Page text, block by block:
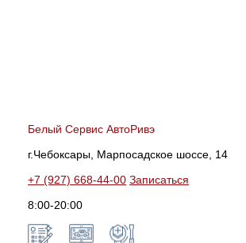
Белый Сервис АвтоРивэ
г.Чебоксары, Марпосадское шоссе, 14
+7 (927) 668-44-00 Записаться
8:00-20:00